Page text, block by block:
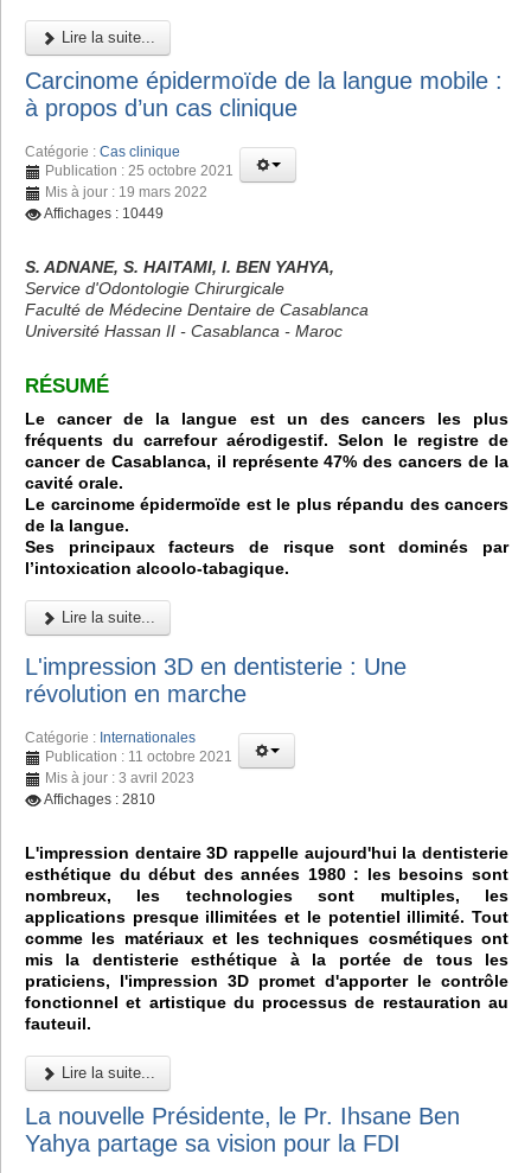
Lire la suite...
Carcinome épidermoïde de la langue mobile :
à propos d’un cas clinique
Catégorie : Cas clinique
Publication : 25 octobre 2021
Mis à jour : 19 mars 2022
Affichages : 10449
S. ADNANE, S. HAITAMI, I. BEN YAHYA,
Service d'Odontologie Chirurgicale
Faculté de Médecine Dentaire de Casablanca
Université Hassan II - Casablanca - Maroc
RÉSUMÉ
Le cancer de la langue est un des cancers les plus
fréquents du carrefour aérodigestif. Selon le registre de
cancer de Casablanca, il représente 47% des cancers de la
cavité orale.
Le carcinome épidermoïde est le plus répandu des cancers
de la langue.
Ses principaux facteurs de risque sont dominés par
l’intoxication alcoolo-tabagique.
Lire la suite...
L'impression 3D en dentisterie : Une
révolution en marche
Catégorie : Internationales
Publication : 11 octobre 2021
Mis à jour : 3 avril 2023
Affichages : 2810
L'impression dentaire 3D rappelle aujourd'hui la dentisterie
esthétique du début des années 1980 : les besoins sont
nombreux, les technologies sont multiples, les
applications presque illimitées et le potentiel illimité. Tout
comme les matériaux et les techniques cosmétiques ont
mis la dentisterie esthétique à la portée de tous les
praticiens, l'impression 3D promet d'apporter le contrôle
fonctionnel et artistique du processus de restauration au
fauteuil.
Lire la suite...
La nouvelle Présidente, le Pr. Ihsane Ben
Yahya partage sa vision pour la FDI